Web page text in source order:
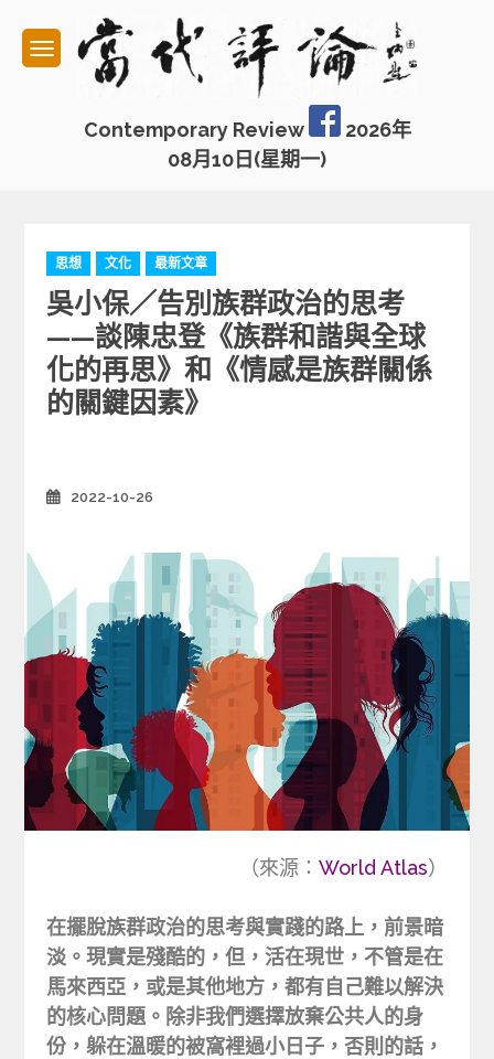
content
Contemporary Review
2026年
08月10日(星期一)
C
a
t
o
r
i
思想 文化 最新文章
吳小保／告別族群政治的思考
——談陳忠登《族群和諧與全球
化的再思》和《情感是族群關係
的關鍵因素》
2022-10-26
（來源： World Atlas）
在擺脫族群政治的思考與實踐的路上，前景暗
淡。現實是殘酷的，但，活在現世，不管是在
馬來西亞，或是其他地方，都有自己難以解決
的核心問題。除非我們選擇放棄公共人的身
份，躲在溫暖的被窩裡過小日子，否則的話，